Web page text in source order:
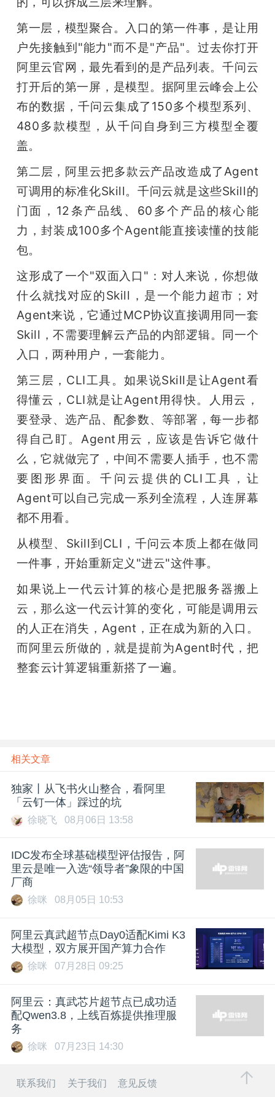
第一层，模型聚合。入口的第一件事，是让用
户先接触到"能力"而不是"产品"。过去你打开
阿里云官网，最先看到的是产品列表。千问云
打开后的第一屏，是模型。据阿里云峰会上公
布的数据，千问云集成了150多个模型系列、
480多款模型，从千问自身到三方模型全覆
盖。
第二层，阿里云把多款云产品改造成了Agent
可调用的标准化Skill。千问云就是这些Skill的
门面，12条产品线、60多个产品的核心能
力，封装成100多个Agent能直接读懂的技能
包。
这形成了一个"双面入口"：对人来说，你想做
什么就找对应的Skill，是一个能力超市；对
Agent来说，它通过MCP协议直接调用同一套
Skill，不需要理解云产品的内部逻辑。同一个
入口，两种用户，一套能力。
第三层，CLI工具。如果说Skill是让Agent看
得懂云，CLI就是让Agent用得快。人用云，
要登录、选产品、配参数、等部署，每一步都
得自己盯。Agent用云，应该是告诉它做什
么，它就做完了，中间不需要人插手，也不需
要图形界面。千问云提供的CLI工具，让
Agent可以自己完成一系列全流程，人连屏幕
都不用看。
从模型、Skill到CLI，千问云本质上都在做同
一件事，开始重新定义"进云"这件事。
如果说上一代云计算的核心是把服务器搬上
云，那么这一代云计算的变化，可能是调用云
的人正在消失，Agent，正在成为新的入口。
而阿里云所做的，就是提前为Agent时代，把
整套云计算逻辑重新搭了一遍。
相关文章
独家丨从飞书火山整合，看阿里
「云钉一体」踩过的坑
徐晓飞 08月06日 13:58
IDC发布全球基础模型评估报告，阿
里云是唯一入选“领导者”象限的中国
厂商
徐咪 08月05日 10:53
阿里云真武超节点Day0适配Kimi K3
大模型，双方展开国产算力合作
徐咪 07月28日 09:25
阿里云：真武芯片超节点已成功适
配Qwen3.8，上线百炼提供推理服
务
徐咪 07月23日 14:30
联系我们 关于我们 意见反馈